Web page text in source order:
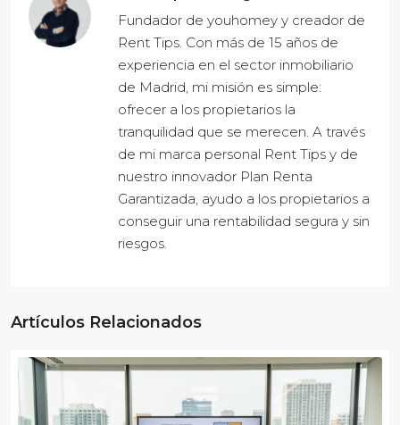
Fundador de youhomey y creador de
Rent Tips. Con más de 15 años de
experiencia en el sector inmobiliario
de Madrid, mi misión es simple:
ofrecer a los propietarios la
tranquilidad que se merecen. A través
de mi marca personal Rent Tips y de
nuestro innovador Plan Renta
Garantizada, ayudo a los propietarios a
conseguir una rentabilidad segura y sin
riesgos.
Artículos Relacionados